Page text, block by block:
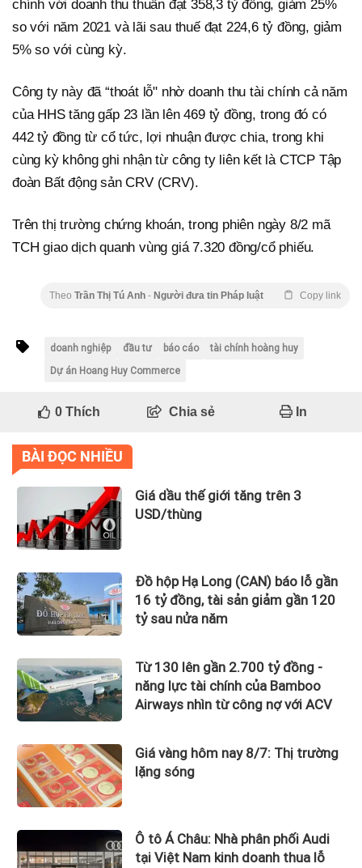
chính với doanh thu thuần đạt 358,3 tỷ đồng, giảm 25%
so với năm 2021 và lãi sau thuế đạt 224,6 tỷ đồng, giảm
5% so với cùng kỳ.
Công ty này đã “thoát lỗ" nhờ doanh thu tài chính cả năm
của HHS tăng gấp 23 lần lên 469 tỷ đồng, trong đó có
442 tỷ đồng từ cổ tức, lợi nhuận được chia, trong khi
cùng kỳ không ghi nhận từ công ty liên kết là CTCP Tập
đoàn Bất động sản CRV (CRV).
Trên thị trường chứng khoán, trong phiên ngày 8/2 mã
TCH giao dịch quanh vùng giá 7.320 đồng/cổ phiếu.
Theo Trần Thị Tú Anh - Người đưa tin Pháp luật Copy link
doanh nghiệp đầu tư báo cáo
tài chính hoàng huy
Dự án Hoang Huy Commerce
0Thích Chia sẻ In
BÀI ĐỌC NHIỀU
Giá dầu thế giới tăng trên 3
USD/thùng
Đồ hộp Hạ Long (CAN) báo lỗ gần
16 tỷ đồng, tài sản giảm gần 120
tỷ sau nửa năm
Từ 130 lên gần 2.700 tỷ đồng -
năng lực tài chính của Bamboo
Airways nhìn từ công nợ với ACV
Giá vàng hôm nay 8/7: Thị trường
lặng sóng
Ô tô Á Châu: Nhà phân phối Audi
tại Việt Nam kinh doanh thua lỗ